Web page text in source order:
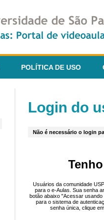
POLÍTICA DE USO
Login do
Não é necessário o login
Usuários da comunidade
para o e-Aulas. Sua senha
botão abaixo "Acessar
para o sistema de
senha única, clique